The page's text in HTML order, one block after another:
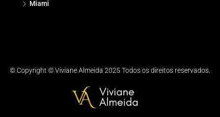
Miami
© Copyright © Viviane Almeida 2025 Todos os direitos reservados.